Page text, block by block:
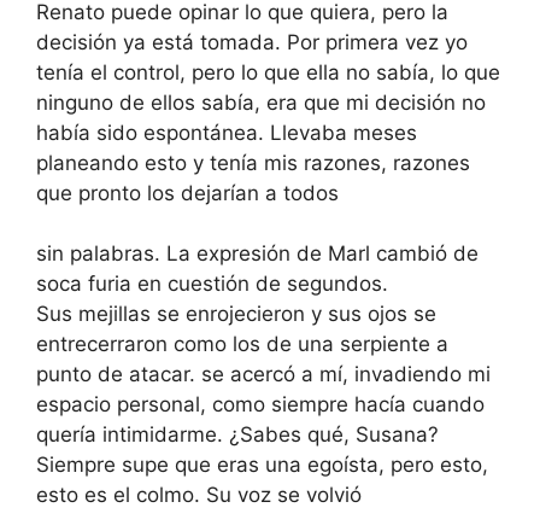
Renato puede opinar lo que quiera, pero la
decisión ya está tomada. Por primera vez yo
tenía el control, pero lo que ella no sabía, lo que
ninguno de ellos sabía, era que mi decisión no
había sido espontánea. Llevaba meses
planeando esto y tenía mis razones, razones
que pronto los dejarían a todos
sin palabras. La expresión de Marl cambió de
soca furia en cuestión de segundos.
Sus mejillas se enrojecieron y sus ojos se
entrecerraron como los de una serpiente a
punto de atacar. se acercó a mí, invadiendo mi
espacio personal, como siempre hacía cuando
quería intimidarme. ¿Sabes qué, Susana?
Siempre supe que eras una egoísta, pero esto,
esto es el colmo. Su voz se volvió